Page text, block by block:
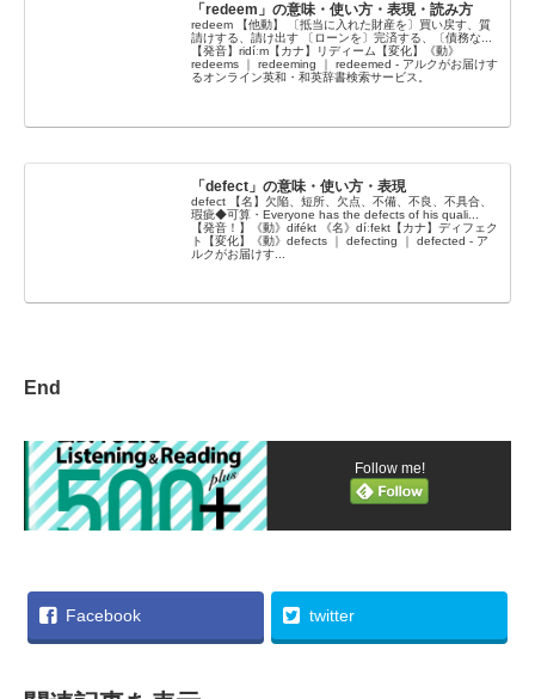
「redeem」の意味・使い方・表現・読み方
redeem 【他動】 〔抵当に入れた財産を〕買い戻す、質
請けする、請け出す 〔ローンを〕完済する、〔債務な...
【発音】ridíːm【カナ】リディーム【変化】《動》
redeems ｜ redeeming ｜ redeemed - アルクがお届けす
るオンライン英和・和英辞書検索サービス。
「defect」の意味・使い方・表現
defect 【名】欠陥、短所、欠点、不備、不良、不具合、
瑕疵◆可算・Everyone has the defects of his quali...
【発音！】《動》difékt 《名》díːfekt【カナ】ディフェク
ト【変化】《動》defects ｜ defecting ｜ defected - ア
ルクがお届けす...
End
Follow me!
Facebook twitter